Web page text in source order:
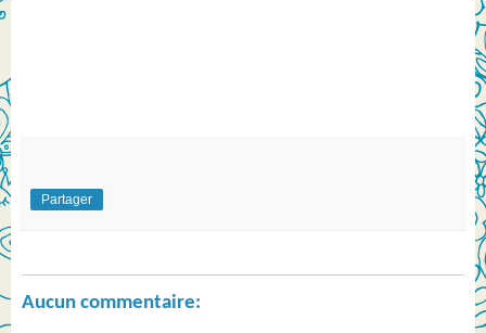
Partager
Aucun commentaire: